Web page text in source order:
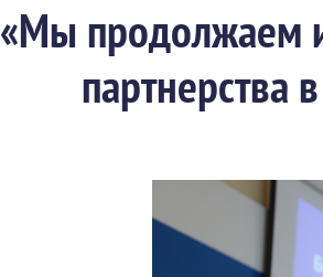
«Мы продолжаем
партнерства